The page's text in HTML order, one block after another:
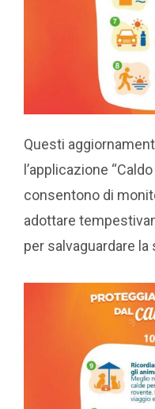
Questi
l’applicazione
consentono di
adottare
per salvaguardare la